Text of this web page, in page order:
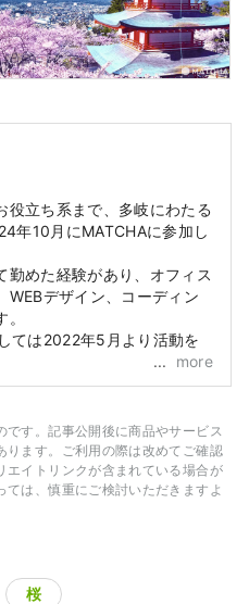
役立ち系まで、多岐にわたる
年10月にMATCHAに参加し
勤めた経験があり、オフィス
WEBデザイン、コーディン
ては2022年5月より活動を
more
す。記事公開後に商品やサービス
ります。ご利用の際は改めてご確認
エイトリンクが含まれている場合が
は、慎重にご検討いただきますよ
桜